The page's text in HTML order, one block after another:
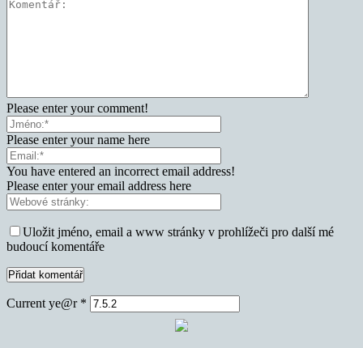
Please enter your comment!
Please enter your name here
You have entered an incorrect email address!
Please enter your email address here
Uložit jméno, email a www stránky v prohlížeči pro další mé
budoucí komentáře
Current ye@r *